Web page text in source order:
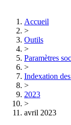
Accueil
>
Outils
>
Paramètres
>
Indexation
>
2023
>
avril 2023